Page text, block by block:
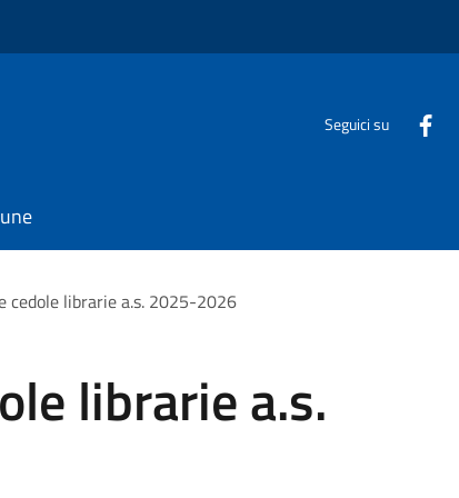
Seguici su
cedole librarie a.s. 2025-2026
librarie a.s.